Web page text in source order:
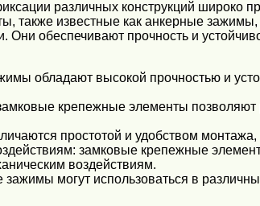
различных конструкций
также известные как анкерные
Они обеспечивают прочность и
обладают высокой прочностью и
крепежные элементы
простотой и удобством
замковые крепежные
воздействиям.
могут использоваться в